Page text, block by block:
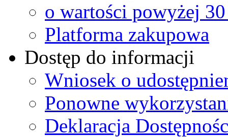
o wartości powyżej
Platforma zakupowa
Dostęp do informacji
Wniosek o
Ponowne
Deklaracja